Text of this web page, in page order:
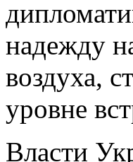
надежду
воздуха,
уровне
Власти